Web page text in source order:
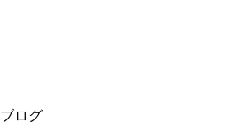
ブログ